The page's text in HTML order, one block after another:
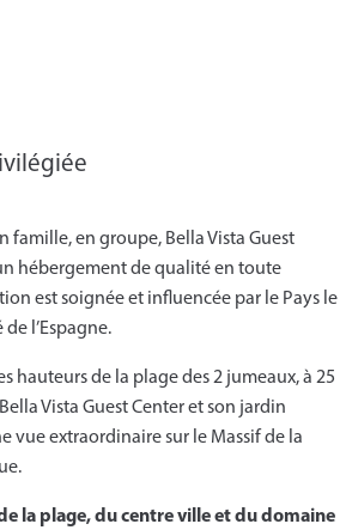
famille, en groupe, Bella Vista Guest
hébergement de qualité en toute
est soignée et influencée par le Pays le
l’Espagne.
hauteurs de la plage des 2 jumeaux, à 25
Vista Guest Center et son jardin
vue extraordinaire sur le Massif de la
la plage, du centre ville et du domaine